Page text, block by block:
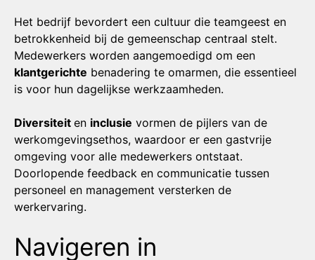
Het bedrijf bevordert een cultuur die teamgeest en
betrokkenheid bij de gemeenschap centraal stelt.
Medewerkers worden aangemoedigd om een
klantgerichte benadering te omarmen, die essentieel
is voor hun dagelijkse werkzaamheden.
Diversiteit en inclusie vormen de pijlers van de
werkomgevingsethos, waardoor er een gastvrije
omgeving voor alle medewerkers ontstaat.
Doorlopende feedback en communicatie tussen
personeel en management versterken de
werkervaring.
Navigeren in